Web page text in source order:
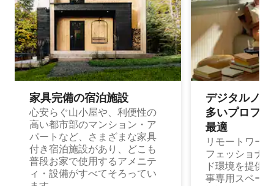
家具完備の宿⁠泊⁠施⁠設
心安らぐ山小屋や、利便性の
高い都市部のマンション・ア
パートなど、さまざまな家具
付き宿泊施設があり、どこも
普段お家で使用するアメニテ
ィ・設備がすべてそろってい
デジタルノ
多⁠いプ⁠ロ⁠フ⁠
最⁠適
リモートワー
フェッショナ
ド環境を提供
事専用スペー